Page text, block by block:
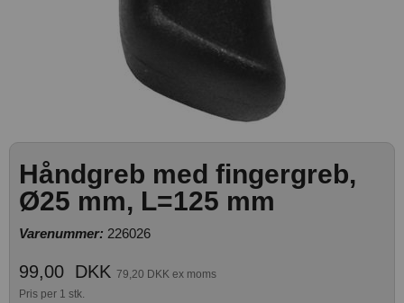
Håndgreb med fingergreb,
Ø25 mm, L=125 mm
Varenummer: 226026
99,00 DKK 79,20 DKK ex moms
Pris per 1 stk.